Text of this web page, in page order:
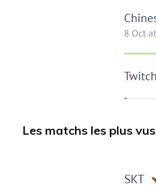
Les matchs les plus vus